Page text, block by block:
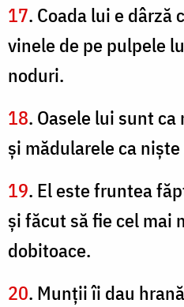
17. Coada lui e dârză
vinele de pe pulpele
noduri.
18. Oasele lui sunt
şi mădularele ca
19. El este fruntea
şi făcut să fie cel mai
dobitoace.
20. Munţii îi dau